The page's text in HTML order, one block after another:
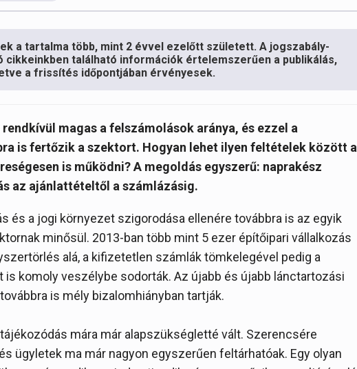
a tartalma több, mint 2 évvel ezelőtt született. A jogszabály-
található információk értelemszerűen a publikálás,
a frissítés időpontjában érvényesek.
magas a felszámolások aránya, és ezzel a
is fertőzik a szektort. Hogyan lehet ilyen feltételek között a
is működni? A megoldás egyszerű: naprakész
az ajánlattételtől a számlázásig.
és a jogi környezet szigorodása ellenére továbbra is az egyik
minősül. 2013-ban több mint 5 ezer építőipari vállalkozás
alá, a kifizetetlen számlák tömkelegével pedig a
komoly veszélybe sodorták. Az újabb és újabb lánctartozási
is mély bizalomhiányban tartják.
mára már alapszükségletté vált. Szerencsére
ügyletek ma már nagyon egyszerűen feltárhatóak. Egy olyan